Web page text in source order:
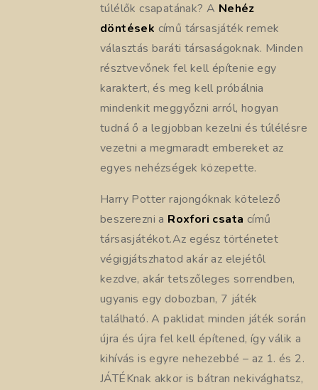
túlélők csapatának? A Nehéz
döntések című társasjáték remek
választás baráti társaságoknak. Minden
résztvevőnek fel kell építenie egy
karaktert, és meg kell próbálnia
mindenkit meggyőzni arról, hogyan
tudná ő a legjobban kezelni és túlélésre
vezetni a megmaradt embereket az
egyes nehézségek közepette.
Harry Potter rajongóknak kötelező
beszerezni a Roxfori csata című
társasjátékot.Az egész történetet
végigjátszhatod akár az elejétől
kezdve, akár tetszőleges sorrendben,
ugyanis egy dobozban, 7 játék
található. A paklidat minden játék során
újra és újra fel kell építened, így válik a
kihívás is egyre nehezebbé – az 1. és 2.
JÁTÉKnak akkor is bátran nekivághatsz,